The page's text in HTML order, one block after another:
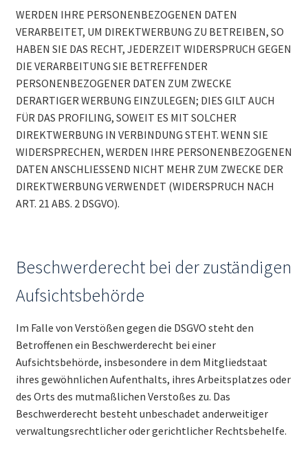
WERDEN IHRE PERSONENBEZOGENEN DATEN
VERARBEITET, UM DIREKTWERBUNG ZU BETREIBEN, SO
HABEN SIE DAS RECHT, JEDERZEIT WIDERSPRUCH GEGEN
DIE VERARBEITUNG SIE BETREFFENDER
PERSONENBEZOGENER DATEN ZUM ZWECKE
DERARTIGER WERBUNG EINZULEGEN; DIES GILT AUCH
FÜR DAS PROFILING, SOWEIT ES MIT SOLCHER
DIREKTWERBUNG IN VERBINDUNG STEHT. WENN SIE
WIDERSPRECHEN, WERDEN IHRE PERSONENBEZOGENEN
DATEN ANSCHLIESSEND NICHT MEHR ZUM ZWECKE DER
DIREKTWERBUNG VERWENDET (WIDERSPRUCH NACH
ART. 21 ABS. 2 DSGVO).
Beschwerde­recht bei der zuständigen
Aufsichts­behörde
Im Falle von Verstößen gegen die DSGVO steht den
Betroffenen ein Beschwerderecht bei einer
Aufsichtsbehörde, insbesondere in dem Mitgliedstaat
ihres gewöhnlichen Aufenthalts, ihres Arbeitsplatzes oder
des Orts des mutmaßlichen Verstoßes zu. Das
Beschwerderecht besteht unbeschadet anderweitiger
verwaltungsrechtlicher oder gerichtlicher Rechtsbehelfe.